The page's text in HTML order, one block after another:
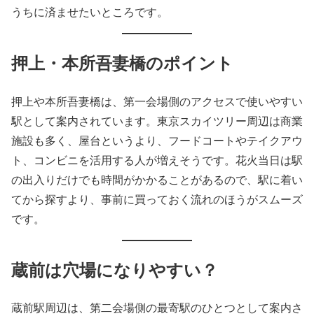
うちに済ませたいところです。
押上・本所吾妻橋のポイント
押上や本所吾妻橋は、第一会場側のアクセスで使いやすい
駅として案内されています。東京スカイツリー周辺は商業
施設も多く、屋台というより、フードコートやテイクアウ
ト、コンビニを活用する人が増えそうです。花火当日は駅
の出入りだけでも時間がかかることがあるので、駅に着い
てから探すより、事前に買っておく流れのほうがスムーズ
です。
蔵前は穴場になりやすい？
蔵前駅周辺は、第二会場側の最寄駅のひとつとして案内さ